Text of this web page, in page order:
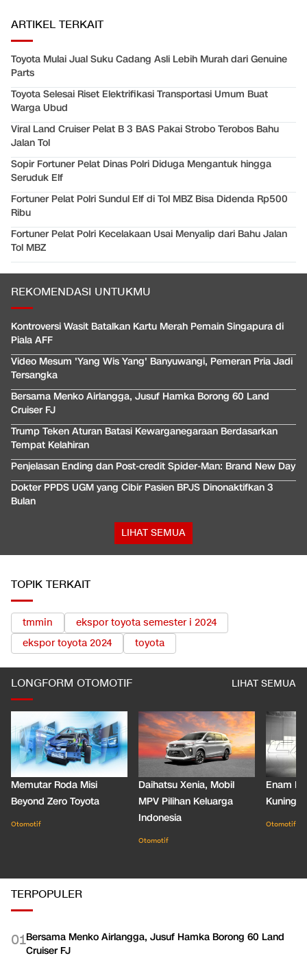
ARTIKEL TERKAIT
Toyota Mulai Jual Suku Cadang Asli Lebih Murah dari Genuine
Parts
Toyota Selesai Riset Elektrifikasi Transportasi Umum Buat
Warga Ubud
Viral Land Cruiser Pelat B 3 BAS Pakai Strobo Terobos Bahu
Jalan Tol
Sopir Fortuner Pelat Dinas Polri Diduga Mengantuk hingga
Seruduk Elf
Fortuner Pelat Polri Sundul Elf di Tol MBZ Bisa Didenda Rp500
Ribu
Fortuner Pelat Polri Kecelakaan Usai Menyalip dari Bahu Jalan
Tol MBZ
REKOMENDASI UNTUKMU
Kontroversi Wasit Batalkan Kartu Merah Pemain Singapura di
Piala AFF
Video Mesum 'Yang Wis Yang' Banyuwangi, Pemeran Pria Jadi
Tersangka
Bersama Menko Airlangga, Jusuf Hamka Borong 60 Land
Cruiser FJ
Trump Teken Aturan Batasi Kewarganegaraan Berdasarkan
Tempat Kelahiran
Penjelasan Ending dan Post-credit Spider-Man: Brand New Day
Dokter PPDS UGM yang Cibir Pasien BPJS Dinonaktifkan 3
Bulan
LIHAT SEMUA
TOPIK TERKAIT
tmmin
ekspor toyota semester i 2024
ekspor toyota 2024
toyota
LONGFORM OTOMOTIF LIHAT SEMUA
Memutar Roda Misi
Beyond Zero Toyota
Otomotif
Daihatsu Xenia, Mobil
MPV Pilihan Keluarga
Indonesia
Otomotif
Enam
Kuning
Otomotif
TERPOPULER
01Bersama Menko Airlangga, Jusuf Hamka Borong 60 Land
Cruiser FJ